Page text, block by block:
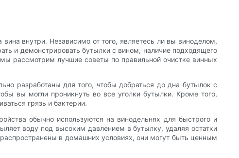
внутри. Независимо от того, являетесь ли вы виноделом,
и демонстрировать бутылки с вином, наличие подходящего
рассмотрим лучшие советы по правильной очистке винных
разработаны для того, чтобы добраться до дна бутылок с
вы могли проникнуть во все уголки бутылки. Кроме того,
грязь и бактерии.
обычно используются на винодельнях для быстрого и
воду под высоким давлением в бутылку, удаляя остатки
распространены в домашних условиях, они могут быть ценным